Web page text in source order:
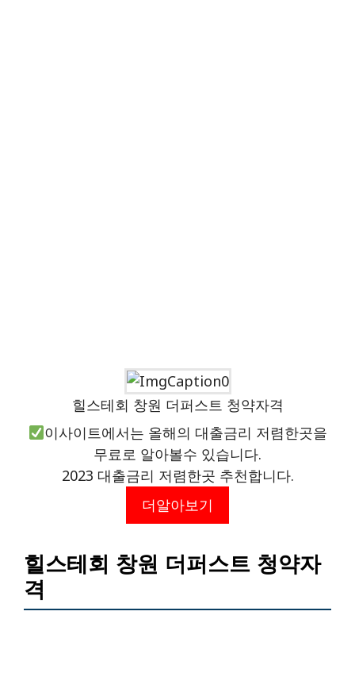
힐스테회 창원 더퍼스트 청약자격
이사이트에서는 올해의 대출금리 저렴한곳을
무료로 알아볼수 있습니다.
2023 대출금리 저렴한곳 추천합니다.
더알아보기
힐스테회 창원 더퍼스트 청약자
격